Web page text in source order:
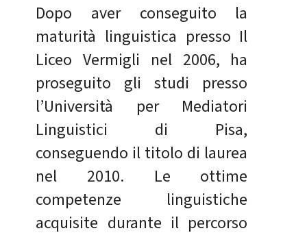
Dopo aver conseguito la
maturità linguistica presso Il
Liceo Vermigli nel 2006, ha
proseguito gli studi presso
l’Università per Mediatori
Linguistici di Pisa,
conseguendo il titolo di laurea
nel 2010. Le ottime
competenze linguistiche
acquisite durante il percorso